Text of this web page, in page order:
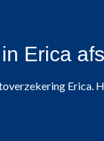
Erica
Erica.